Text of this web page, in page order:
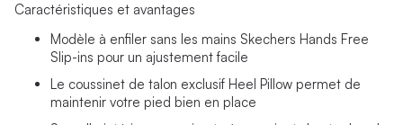
Caractéristiques et avantages
Modèle à enfiler sans les mains Skechers Hands Free
Slip-ins pour un ajustement facile
Le coussinet de talon exclusif Heel Pillow permet de
maintenir votre pied bien en place